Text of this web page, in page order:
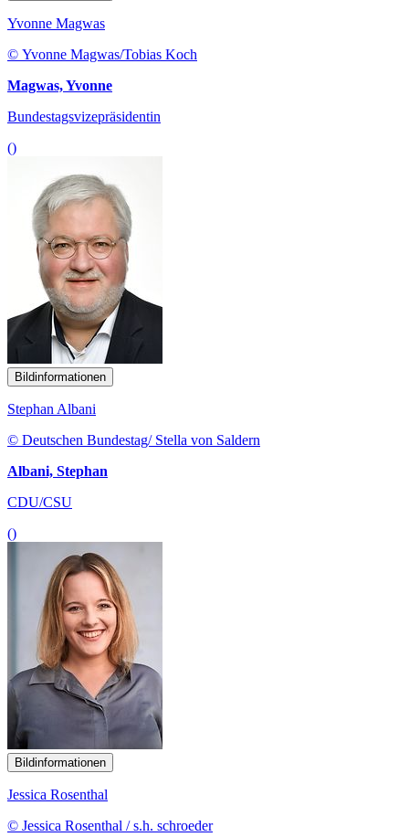
Yvonne Magwas
© Yvonne Magwas/Tobias Koch
Magwas, Yvonne
Bundestagsvizepräsidentin
()
Bildinformationen
Stephan Albani
© Deutschen Bundestag/ Stella von Saldern
Albani, Stephan
CDU/CSU
()
Bildinformationen
Jessica Rosenthal
© Jessica Rosenthal / s.h. schroeder